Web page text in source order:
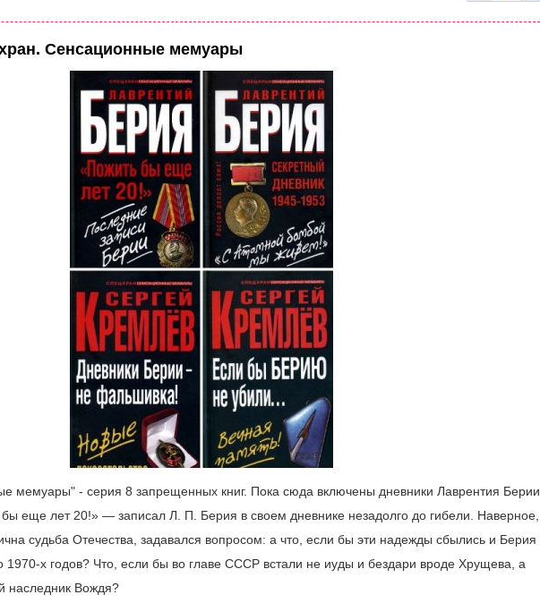
Сенсационные мемуары
мемуары" - серия 8 запрещенных книг. Пока сюда включены дневники Лаврентия Берии
еще лет 20!» — записал Л. П. Берия в своем дневнике незадолго до гибели. Наверное,
судьба Отечества, задавался вопросом: а что, если бы эти надежды сбылись и Берия
1970-х годов? Что, если бы во главе СССР встали не иуды и бездари вроде Хрущева, а
наследник Вождя?